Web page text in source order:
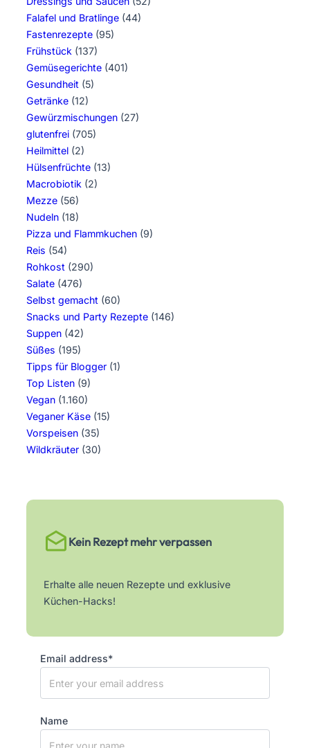
Falafel und Bratlinge (44)
Fastenrezepte (95)
Frühstück (137)
Gemüsegerichte (401)
Gesundheit (5)
Getränke (12)
Gewürzmischungen (27)
glutenfrei (705)
Heilmittel (2)
Hülsenfrüchte (13)
Macrobiotik (2)
Mezze (56)
Nudeln (18)
Pizza und Flammkuchen (9)
Reis (54)
Rohkost (290)
Salate (476)
Selbst gemacht (60)
Snacks und Party Rezepte (146)
Suppen (42)
Süßes (195)
Tipps für Blogger (1)
Top Listen (9)
Vegan (1.160)
Veganer Käse (15)
Vorspeisen (35)
Wildkräuter (30)
Kein Rezept mehr verpassen
Erhalte alle neuen Rezepte und exklusive
Küchen-Hacks!
Email address*
Name